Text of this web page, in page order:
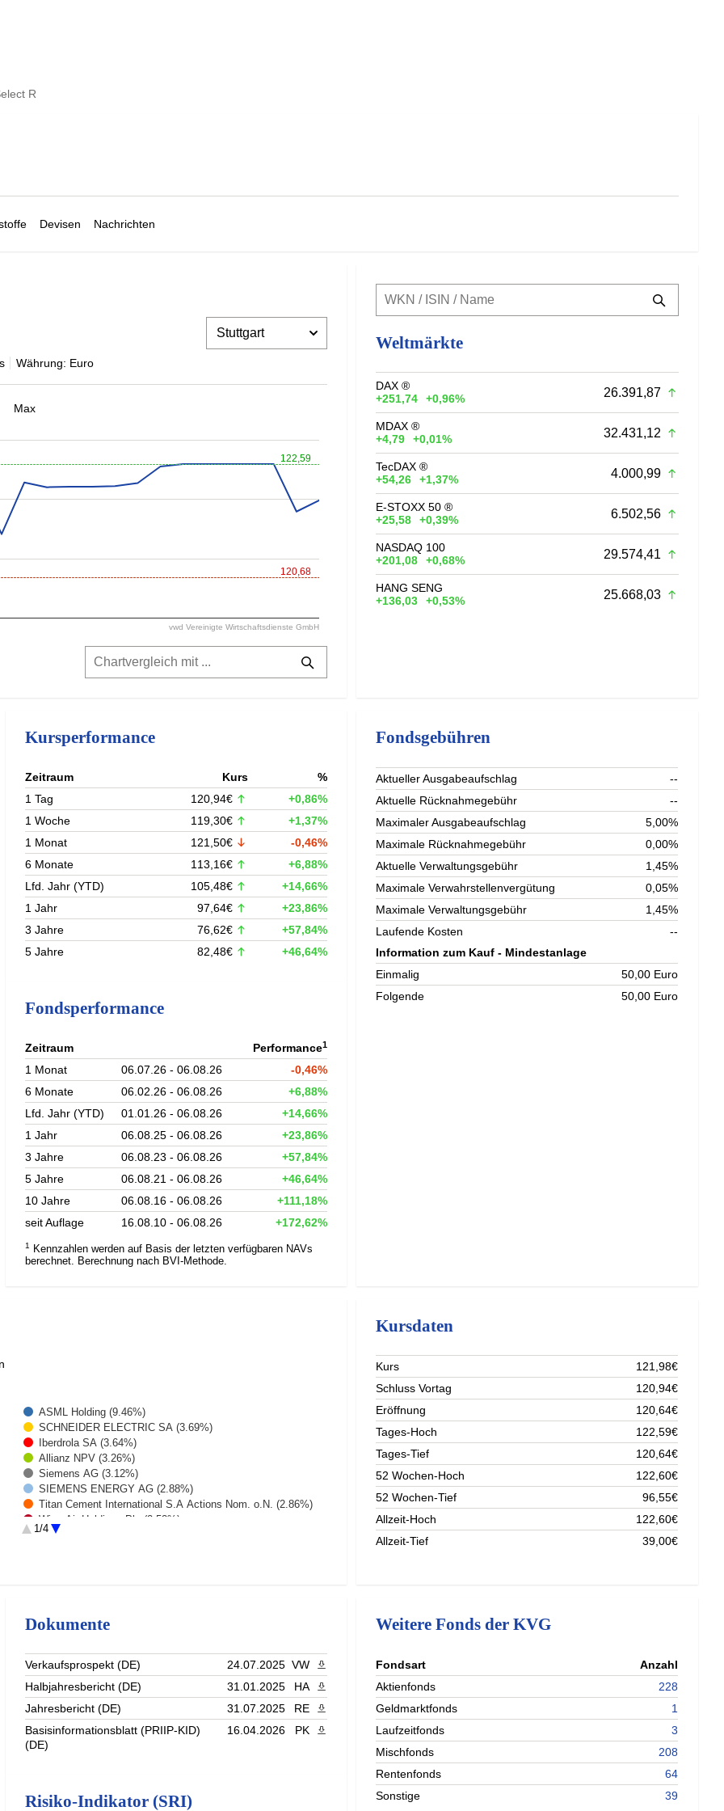
R
Devisen Nachrichten
Währung: Euro
Max
122,59
120,68
vwd Vereinigte Wirtschaftsdienste GmbH
Weltmärkte
DAX ®
+251,74
+0,96% 26.391,87
MDAX ®
+4,79
+0,01% 32.431,12
TecDAX ®
+54,26
+1,37% 4.000,99
E-STOXX 50 ®
+25,58
+0,39% 6.502,56
NASDAQ 100
+201,08
+0,68% 29.574,41
HANG SENG
+136,03
+0,53% 25.668,03
Kursperformance
Zeitraum Kurs
%
1 Tag
120,94€
+0,86%
1 Woche
119,30€
+1,37%
1 Monat
121,50€
-0,46%
6 Monate
113,16€
+6,88%
Lfd. Jahr (YTD)
105,48€
+14,66%
1 Jahr
97,64€
+23,86%
3 Jahre
76,62€
+57,84%
5 Jahre
82,48€ +46,64%
Fondsperformance
Zeitraum Performance1
1 Monat 06.07.26 - 06.08.26
-0,46%
6 Monate
06.02.26 - 06.08.26
+6,88%
Lfd. Jahr (YTD)
01.01.26 - 06.08.26
+14,66%
1 Jahr
06.08.25 - 06.08.26
+23,86%
3 Jahre
06.08.23 - 06.08.26
+57,84%
5 Jahre
06.08.21 - 06.08.26
+46,64%
10 Jahre
06.08.16 - 06.08.26
+111,18%
seit Auflage
16.08.10 - 06.08.26 +172,62%
1
Kennzahlen werden auf Basis der letzten verfügbaren NAVs
berechnet. Berechnung nach BVI-Methode.
Fondsgebühren
Aktueller Ausgabeaufschlag
--
Aktuelle Rücknahmegebühr
--
Maximaler Ausgabeaufschlag
5,00%
Maximale Rücknahmegebühr
0,00%
Aktuelle Verwaltungsgebühr
1,45%
Maximale Verwahrstellenvergütung
0,05%
Maximale Verwaltungsgebühr
1,45%
Laufende Kosten
--
Information zum Kauf - Mindestanlage
Einmalig
50,00 Euro
Folgende
50,00 Euro
ASML Holding (9.46%)
SCHNEIDER ELECTRIC SA (3.69%)
Iberdrola SA (3.64%)
Allianz NPV (3.26%)
Siemens AG (3.12%)
SIEMENS ENERGY AG (2.88%)
Titan Cement International S.A Actions Nom. o.N. (2.86%)
Wizz Air Holdings Plc (2.52%)
Safran SA (2.5%)
ArcelorMittal SA Reg S (2.18%)
SBM Offshore Nv (1.91%)
Atalaya Mining PLC (1.91%)
Deutz AG (1.89%)
LVMH (1.88%)
Aramea Aurora Equity Inhaber-Anteile I (1.81%)
NORDEX SE ROSTOCK/KONV (1.77%)
Nokia A (1.76%)
Rest (33.42%)
1/4
Kursdaten
Kurs
121,98€
Schluss Vortag
120,94€
Eröffnung
120,64€
Tages-Hoch
122,59€
Tages-Tief
120,64€
52 Wochen-Hoch
122,60€
52 Wochen-Tief
96,55€
Allzeit-Hoch
122,60€
Allzeit-Tief
39,00€
Dokumente
Verkaufsprospekt (DE) 24.07.2025 VW
PDF herunterladen
Halbjahresbericht (DE)
31.01.2025 HA
PDF herunterladen
Jahresbericht (DE)
31.07.2025 RE
PDF herunterladen
Basisinformationsblatt (PRIIP-KID)
(DE)
16.04.2026 PK PDF herunterladen
Risiko-Indikator (SRI)
Weitere Fonds der KVG
Fondsart
Anzahl
Aktienfonds
228
Geldmarktfonds
1
Laufzeitfonds
3
Mischfonds
208
Rentenfonds
64
Sonstige
39